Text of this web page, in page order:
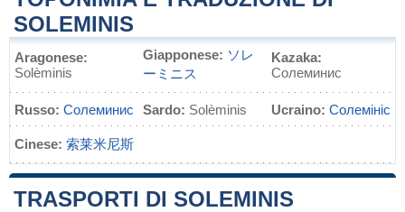
SOLEMINIS
Aragonese:
Solèminis
Giapponese: ソレ
ーミニス
Kazaka:
Солеминис
Russo: Солеминис Sardo: Solèminis Ucraino: Солемініс
Cinese: 索莱米尼斯
TRASPORTI DI SOLEMINIS